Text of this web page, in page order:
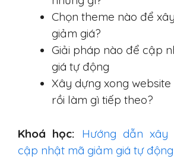
Chọn theme nào để
giảm giá?
Giải pháp nào để cập
giá tự động
Xây dựng xong
rồi làm gì tiếp theo?
Khoá học: Hướng dẫn xây
cập nhật mã giảm giá tự động